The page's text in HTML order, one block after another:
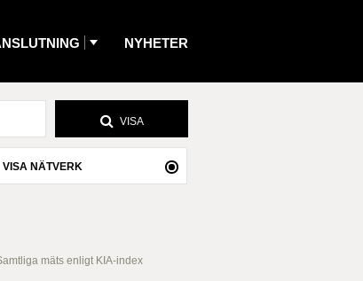
NYHETER
VISA
VISA NÄTVERK
mäts enligt KIA-index